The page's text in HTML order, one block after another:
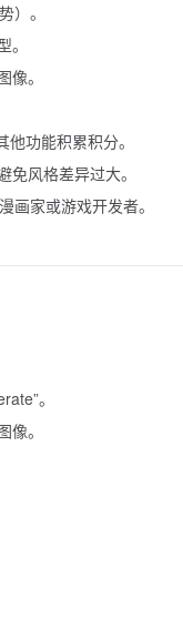
）。
。
功能积累积分。
免风格差异过大。
画家或游戏开发者。
。
。